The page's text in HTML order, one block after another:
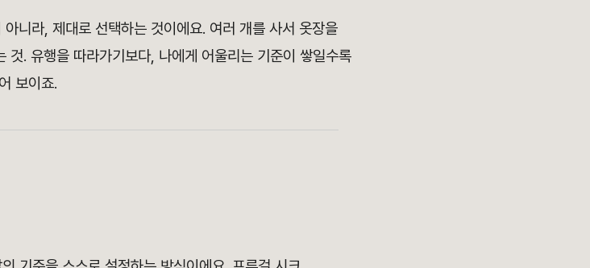
니라, 제대로 선택하는 것이에요. 여러 개를 사서 옷장을
것. 유행을 따라가기보다, 나에게 어울리는 기준이 쌓일수록
보이죠.